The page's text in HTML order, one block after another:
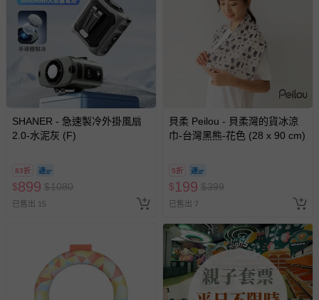
SHANER - 急速製冷外掛風扇
2.0-水泥灰 (F)
83折
$899 $1080
已售出 15
貝柔 Peilou - 貝柔灣的貨冰涼
巾-台灣黑熊-花色 (28 x 90 cm)
5折
$199 $399
已售出 7